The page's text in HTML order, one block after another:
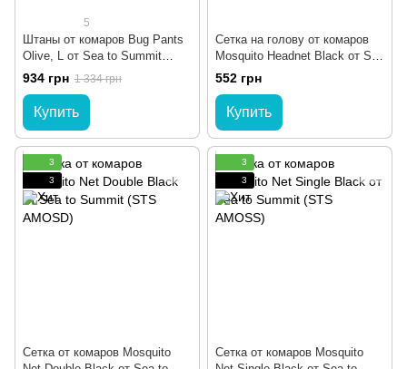
5
Штаны от комаров Bug Pants
Olive, L от Sea to Summit
(STS ABUGPSLG)
934 грн 1 334 грн
Купить
Сетка на голову от комаров
Mosquito Headnet Black от Sea
to Summit (STS AMOSH)
552 грн
Купить
3
3
Сетка от комаров Mosquito
3
3
Сетка от комаров Mosquito